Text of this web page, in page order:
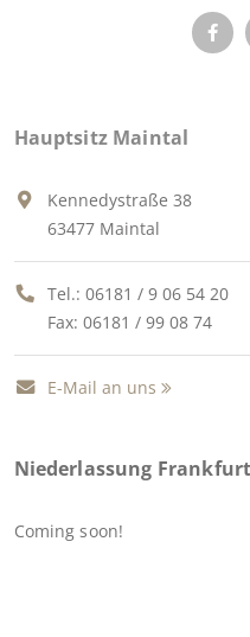
Hauptsitz Maintal
Kennedystraße 38
63477 Maintal
Tel.: 06181 / 9 06 54 20
Fax: 06181 / 99 08 74
E-Mail an uns
Niederlassung
Coming soon!